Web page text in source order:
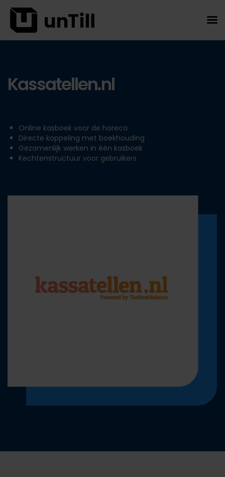
Kassatellen.nl
Online kasboek voor de horeca
Directe koppeling met boekhouding
Gezamenlijk werken in één kasboek
Kechtenstructuur voor gebruikers